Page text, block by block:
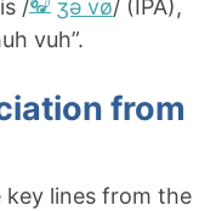
is / ʒə vø/ (IPA),
vuh”.
from
lines from the